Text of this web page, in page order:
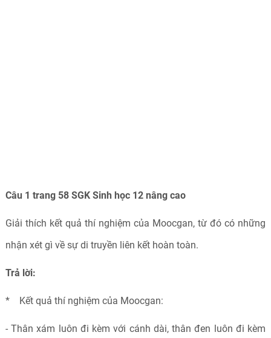
Câu 1 trang 58 SGK Sinh học 12 nâng cao
Giải thích kết quả thí nghiệm của Moocgan, từ đó có những
nhận xét gì về sự di truyền liên kết hoàn toàn.
Trả lời:
* Kết quả thí nghiệm của Moocgan:
- Thân xám luôn đi kèm với cánh dài, thân đen luôn đi kèm